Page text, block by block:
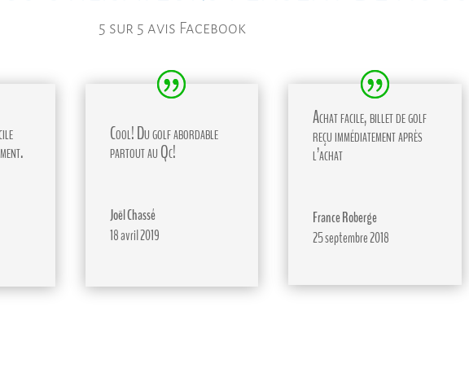
5 sur 5 avis Facebook
Cool! Du golf abordable
partout au Qc!
Joël Chassé
18 avril 2019
Achat facile, billet de golf
reçu immédiatement après
l’achat
France Roberge
25 septembre 2018